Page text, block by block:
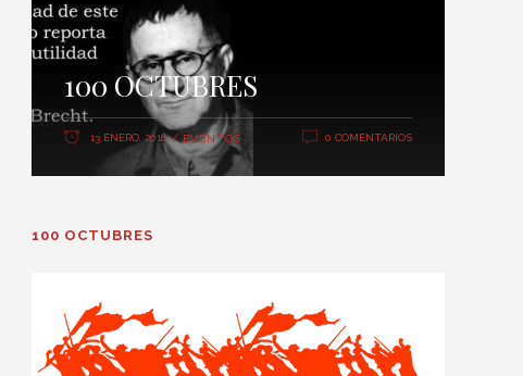
100 OCTUBRES
13 ENERO, 2016 EVENTOS 0 COMENTARIOS
100 OCTUBRES